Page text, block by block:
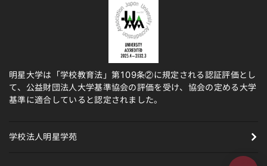
ページの先頭
明星大学は「学校教育法」第109条②に規定される認証評価とし
て、公益財団法人大学基準協会の評価を受け、協会の定める大学
基準に適合していると認定されました。
学校法人明星学苑